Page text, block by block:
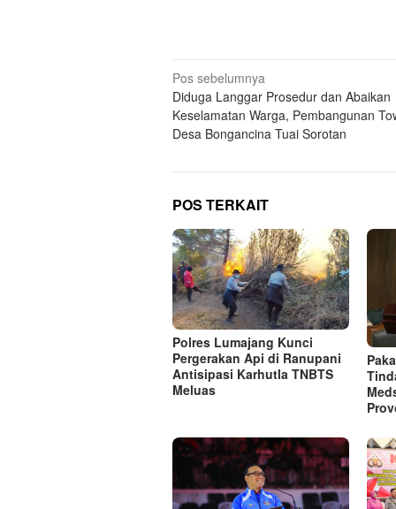
Navigasi
pos
Pos sebelumnya
Diduga Langgar Prosedur dan Abaikan
Keselamatan Warga, Pembangunan
Desa Bongancina Tuai Sorotan
POS TERKAIT
Polres Lumajang Kunci
Pergerakan Api di Ranupani
Antisipasi Karhutla TNBTS
Meluas